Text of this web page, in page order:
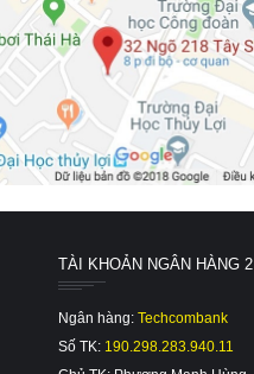
TÀI KHOẢN NGÂN HÀNG 2
Ngân hàng: Techcombank
Số TK: 190.298.283.940.11